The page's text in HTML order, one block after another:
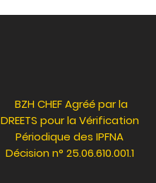
BZH CHEF Agréé par la
DREETS pour la Vérification
Périodique des IPFNA
Décision n° 25.06.610.001.1